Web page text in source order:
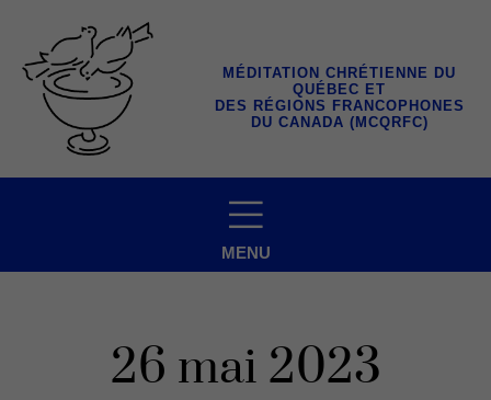
contenu
MÉDITATION CHRÉTIENNE DU
QUÉBEC ET
DES RÉGIONS FRANCOPHONES
DU CANADA (MCQRFC)
MENU
26 mai 2023